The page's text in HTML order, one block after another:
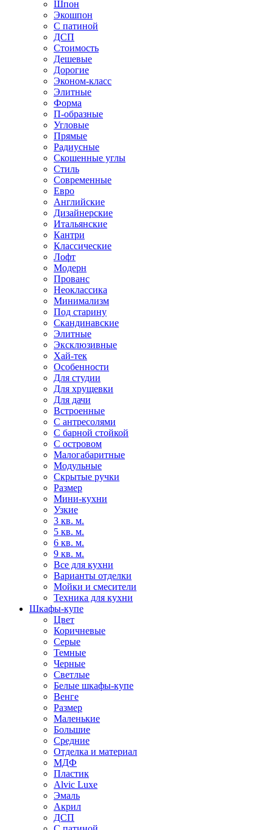
Шпон
Экошпон
С патиной
ДСП
Стоимость
Дешевые
Дорогие
Эконом-класс
Элитные
Форма
П-образные
Угловые
Прямые
Радиусные
Скошенные углы
Стиль
Современные
Евро
Английские
Дизайнерские
Итальянские
Кантри
Классические
Лофт
Модерн
Прованс
Неоклассика
Минимализм
Под старину
Скандинавские
Элитные
Эксклюзивные
Хай-тек
Особенности
Для студии
Для хрущевки
Для дачи
Встроенные
С антресолями
С барной стойкой
С островом
Малогабаритные
Модульные
Скрытые ручки
Размер
Мини-кухни
Узкие
3 кв. м.
5 кв. м.
6 кв. м.
9 кв. м.
Все для кухни
Варианты отделки
Мойки и смесители
Техника для кухни
Шкафы-купе
Цвет
Коричневые
Серые
Темные
Черные
Светлые
Белые шкафы-купе
Венге
Размер
Маленькие
Большие
Средние
Отделка и материал
МДФ
Пластик
Alvic Luxe
Эмаль
Акрил
ДСП